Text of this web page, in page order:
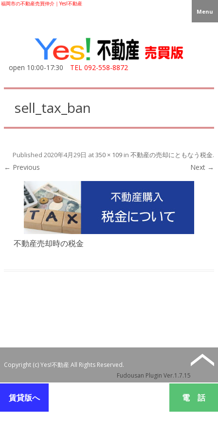
福岡市の不動産売買仲介｜Yes!不動産
open 10:00-17:30 TEL 092-558-8872
Menu
sell_tax_ban
Published 2020年4月29日 at350 × 109 in 不動産の売却にともなう税金.
← Previous Next →
不動産売却時の税金
Copyright (c) Yes!不動産 All Rights Reserved.
Fudousan Plugin Ver.1.7.15
賃貸版へ 電 話